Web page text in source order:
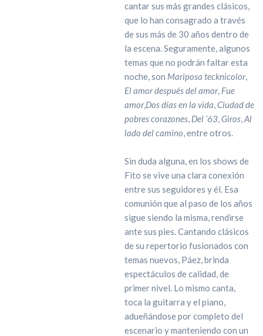
cantar sus más grandes clásicos,
que lo han consagrado a través
de sus más de 30 años dentro de
la escena. Seguramente, algunos
temas que no podrán faltar esta
noche, son Mariposa tecknicolor,
El amor después del amor, Fue
amor,Dos días en la vida,Ciudad de
pobres corazones, Del ‘63,Giros,Al
lado del camino, entre otros.
Sin duda alguna, en los shows de
Fito se vive una clara conexión
entre sus seguidores y él. Esa
comunión que al paso de los años
sigue siendo la misma, rendirse
ante sus pies. Cantando clásicos
de su repertorio fusionados con
temas nuevos, Páez, brinda
espectáculos de calidad, de
primer nivel. Lo mismo canta,
toca la guitarra y el piano,
adueñándose por completo del
escenario y manteniendo con un